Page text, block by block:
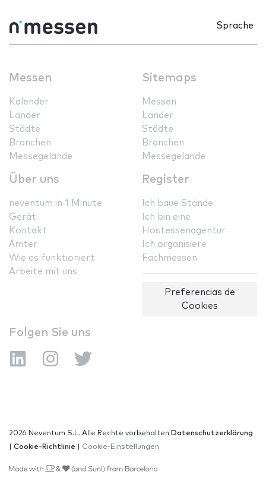
Sprache
Messen
Kalender
Länder
Städte
Branchen
Messegelände
Sitemaps
Messen
Länder
Städte
Branchen
Messegelände
Über uns
neventum in 1 Minute
Gerät
Kontakt
Ämter
Wie es funktioniert
Arbeite mit uns
Register
Ich baue Stände
Ich bin eine
Hostessenagentur
Ich organisiere
Fachmessen
Preferencias de
Cookies
Folgen Sie uns
2026 Neventum S.L. Alle Rechte vorbehalten Datenschutzerklärung
Cookie-Richtlinie Cookie-Einstellungen